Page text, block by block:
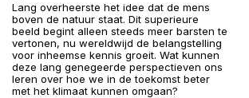
Lang overheerste het idee dat de mens
boven de natuur staat. Dit superieure
beeld begint alleen steeds meer barsten te
vertonen, nu wereldwijd de belangstelling
voor inheemse kennis groeit. Wat kunnen
deze lang genegeerde perspectieven ons
leren over hoe we in de toekomst beter
met het klimaat kunnen omgaan?